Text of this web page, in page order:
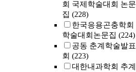
회 국제학술대회 논문
집 (228)
한국응용곤충학회
학술대회논문집 (224)
공동 춘계학술발표
회 (223)
대한내과학회 추계